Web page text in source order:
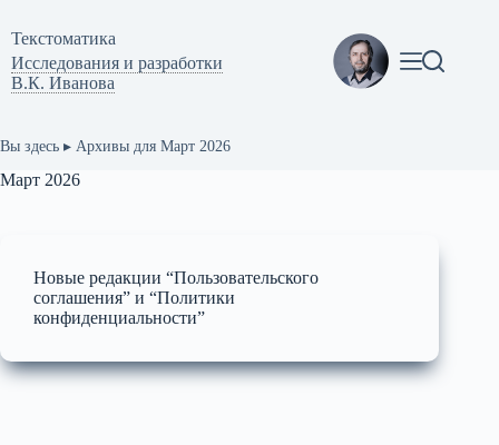
сути
Текстоматикa
Исследования и разработки
В.К. Иванова
Вы здесь ▸ Архивы для Март 2026
Март 2026
Новые редакции “Пользовательского
соглашения” и “Политики
конфиденциальности”